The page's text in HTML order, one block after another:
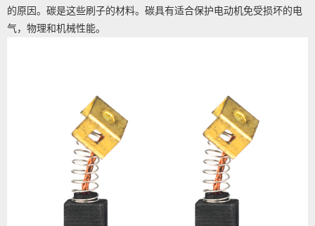
的原因。碳是这些刷子的材料。碳具有适合保护电动机免受损坏的电
气，物理和机械性能。